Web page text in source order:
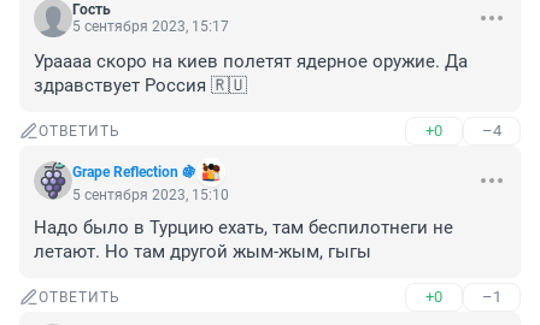
Гость
5 сентября 2023, 15:17
Ураааа скоро на киев полетят ядерное оружие. Да
здравствует Россия 🇷🇺
ОТВЕТИТЬ +0 –4
Grape Reflection 🍇
5 сентября 2023, 15:10
Надо было в Турцию ехать, там беспилотнеги не
летают. Но там другой жым-жым, гыгы
ОТВЕТИТЬ +0 –1